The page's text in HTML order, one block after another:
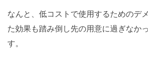
なんと、低コストで使用するためのデ
た効果も踏み倒し先の用意に過ぎなか
す。